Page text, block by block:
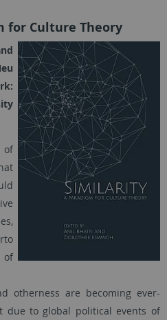
for Culture Theory
of
otherness are becoming ever-
due to global political events of